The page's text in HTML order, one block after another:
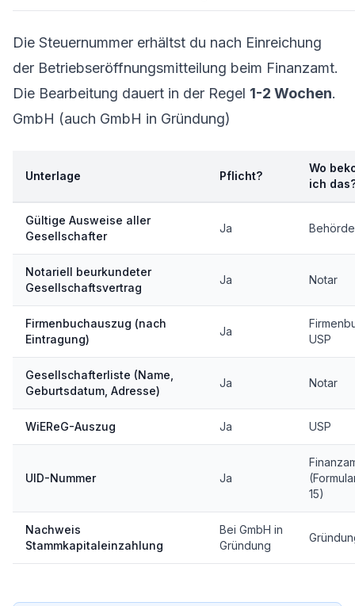
Die Steuernummer erhältst du nach Einreichung
der Betriebseröffnungsmitteilung beim Finanzamt.
Die Bearbeitung dauert in der Regel 1-2 Wochen.
GmbH (auch GmbH in Gründung)
Unterlage Pflicht?
Wo
ich
Gültige Ausweise aller
Gesellschafter
Ja Behörde
Notariell beurkundeter
Gesellschaftsvertrag
Ja Notar
Firmenbuchauszug (nach
Eintragung)
Ja
USP
Gesellschafterliste (Name,
Geburtsdatum, Adresse)
Ja Notar
WiEReG-Auszug Ja USP
UID-Nummer Ja
15)
Nachweis
Stammkapitaleinzahlung
Bei GmbH in
Gründung